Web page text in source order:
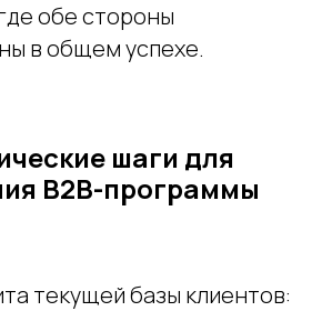
обе стороны
в общем успехе.
шаги для
B2B-программы
текущей базы клиентов: